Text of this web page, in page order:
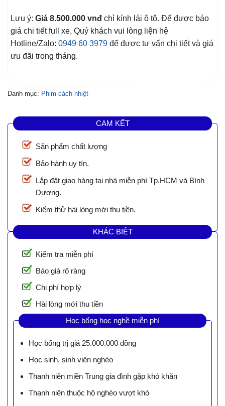
Lưu ý: Giá 8.500.000 vnđ chỉ kính lái ô tô. Để được báo
giá chi tiết full xe, Quý khách vui lòng liện hệ
Hotline/Zalo: 0949 60 3979 để được tư vấn chi tiết và giá
ưu đãi trong tháng.
Danh mục: Phim cách nhiệt
CAM KẾT
Sản phẩm chất lượng
Bảo hành uy tín.
Lắp đặt giao hàng tại nhà miễn phí Tp.HCM và Bình
Dương.
Kiểm thử hài lòng mới thu tiền.
KHÁC BIỆT
Kiểm tra miễn phí
Báo giá rõ ràng
Chi phí hợp lý
Hài lòng mới thu tiền
Học bổng học nghề miễn phí
Học bổng trị giá 25.000.000 đồng
Học sinh, sinh viên nghèo
Thanh niên miền Trung gia đình gặp khó khăn
Thanh niên thuộc hộ nghèo vượt khó